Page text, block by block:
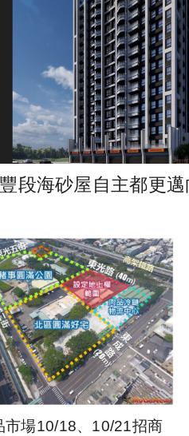
段海砂屋自主都更
市場10/18、10/21招商